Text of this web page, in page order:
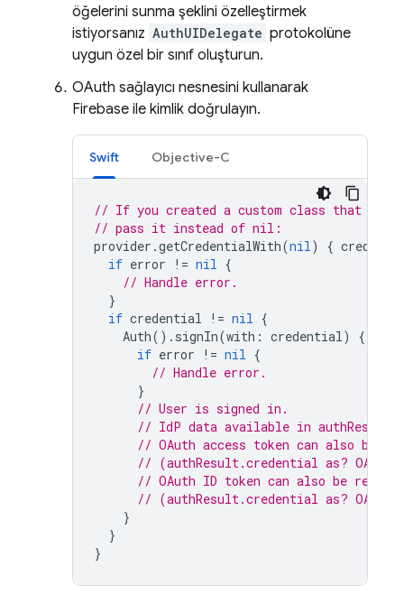
öğelerini sunma şeklini özelleştirmek
istiyorsanız AuthUIDelegate protokolüne
uygun özel bir sınıf oluşturun.
OAuth sağlayıcı nesnesini kullanarak
Firebase ile kimlik doğrulayın.
Swift Objective-C
// If you created a custom class that
// pass it instead of nil:
provider .getCredentialWith(nil) {
if error != nil {
// Handle error.
}
if credential != nil {
Auth(). signIn(with : credential) {
if error != nil {
// Handle error.
}
// User is signed in.
// IdP data available in
// OAuth access token can also be
// (authResult.credential as?
// OAuth ID token can also be
// (authResult.credential as?
}
}
}